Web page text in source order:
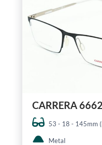
CARRERA
53 - 18 - 145mm
Metal